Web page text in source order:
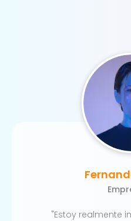
"Estoy realmente